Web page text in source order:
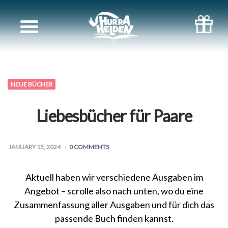
NEUE BÜCHER
Liebesbücher für Paare
JANUARY 15, 2024 0 COMMENTS
Aktuell haben wir verschiedene Ausgaben im
Angebot – scrolle also nach unten, wo du eine
Zusammenfassung aller Ausgaben und für dich das
passende Buch finden kannst.
Bücher
Geschwister
Bücher
Bücher
für